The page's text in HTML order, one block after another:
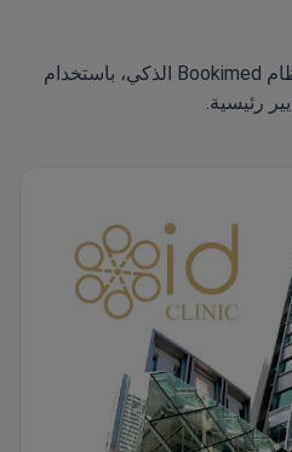
العيادات بواسطة نظام Bookimed الذكي، باستخدام